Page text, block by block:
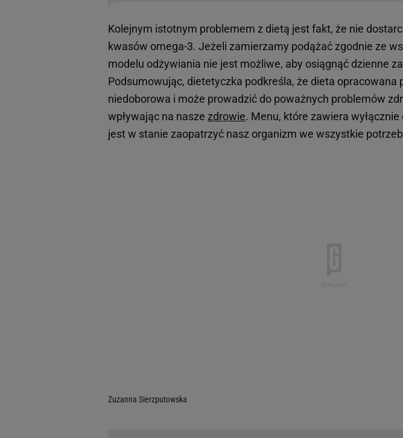
Kolejnym istotnym problemem z dietą jest fakt, że nie
kwasów omega-3. Jeżeli zamierzamy podążać zgodnie ze
modelu odżywiania nie jest możliwe, aby osiągnąć dzienne
Podsumowując, dietetyczka podkreśla, że dieta opracowana
niedoborowa i może prowadzić do poważnych problemów
wpływając na nasze zdrowie. Menu, które zawiera
jest w stanie zaopatrzyć nasz organizm we wszystkie
Zuzanna Sierzputowska